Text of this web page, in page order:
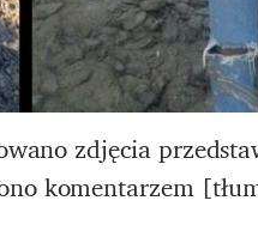
zdjęcia
komentarzem